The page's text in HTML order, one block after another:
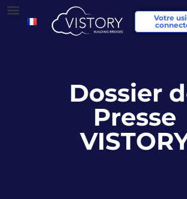
Votre
Dossier
Presse